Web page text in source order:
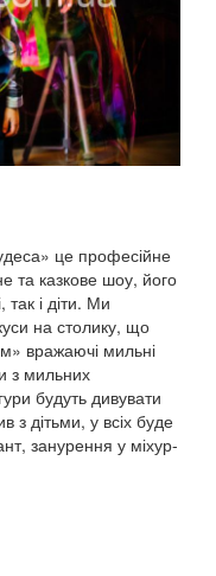
це професійне
та казкове шоу, його
і діти. Ми
на столику, що
вражаючі мильні
з мильних
будуть дивувати
з дітьми, у всіх буде
занурення у міхур-